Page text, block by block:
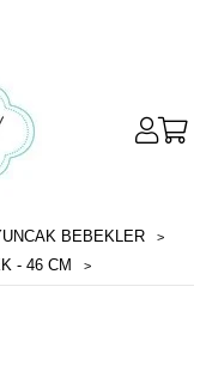
BEBEKLER
- 46 CM